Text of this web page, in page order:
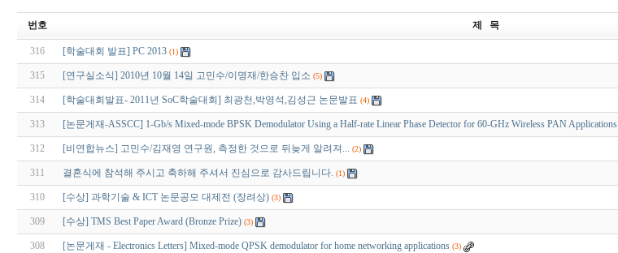
번호
제 목
316 [학술대회 발표] PC 2013 (1)
315 [연구실소식] 2010년 10월 14일 고민수/이명재/한승찬 입소 (5)
314 [학술대회발표- 2011년 SoC학술대회] 최광천,박영석,김성근 논문발표 (4)
313 [논문게재-ASSCC] 1-Gb/s Mixed-mode BPSK Demodulator Using a Half-rate Linear Phase Detector for 60-GHz Wireless PAN Applications
312 [비연합뉴스] 고민수/김재영 연구원, 측정한 것으로 뒤늦게 알려져... (2)
311 결혼식에 참석해 주시고 축하해 주셔서 진심으로 감사드립니다. (1)
310 [수상] 과학기술 & ICT 논문공모 대제전 (장려상) (3)
309 [수상] TMS Best Paper Award (Bronze Prize) (3)
308 [논문게재 - Electronics Letters] Mixed-mode QPSK demodulator for home networking applications (3)